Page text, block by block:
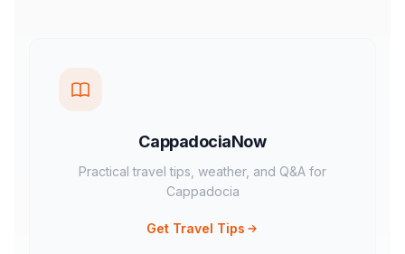
CappadociaNow
Practical travel tips, weather, and Q&A for
Cappadocia
Get Travel Tips